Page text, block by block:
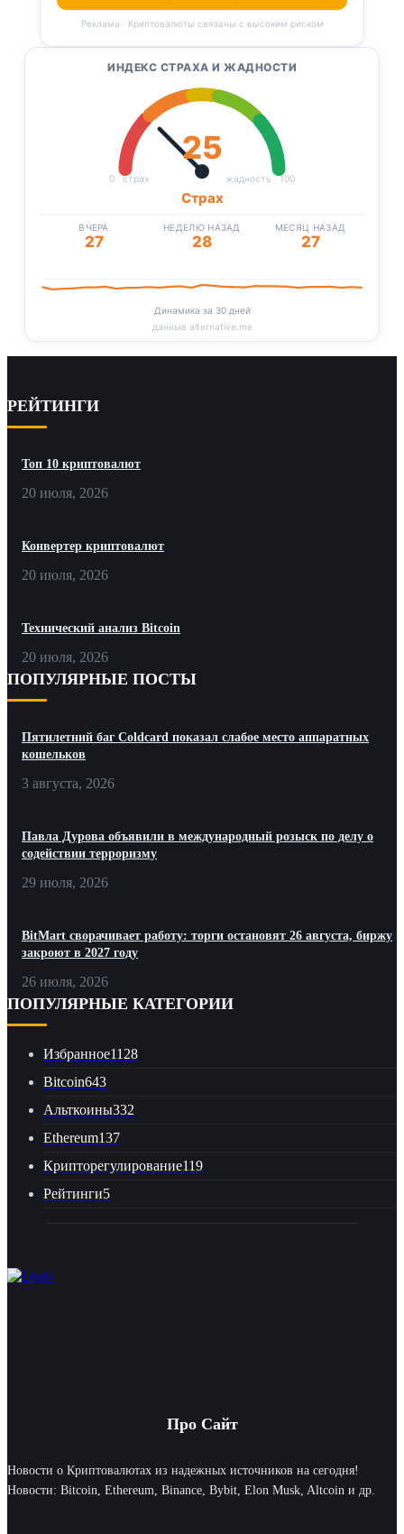
Реклама · Криптовалюты связаны с высоким риском
ИНДЕКС СТРАХА И ЖАДНОСТИ
0 · страх жадность · 100
25
Страх
ВЧЕРА
27
НЕДЕЛЮ НАЗАД
28
МЕСЯЦ НАЗАД
27
Динамика за 30 дней
данные alternative.me
РЕЙТИНГИ
Топ 10 криптовалют
20 июля, 2026
Конвертер криптовалют
20 июля, 2026
Технический анализ Bitcoin
20 июля, 2026
ПОПУЛЯРНЫЕ ПОСТЫ
Пятилетний баг Coldcard показал слабое место аппаратных
кошельков
3 августа, 2026
Павла Дурова объявили в международный розыск по делу о
содействии терроризму
29 июля, 2026
BitMart сворачивает работу: торги остановят 26 августа, биржу
закроют в 2027 году
26 июля, 2026
ПОПУЛЯРНЫЕ КАТЕГОРИИ
Избранное1128
Bitcoin643
Альткоины332
Ethereum137
Крипторегулирование119
Рейтинги5
Про Сайт
Новости о Криптовалютах из надежных источников на сегодня!
Новости: Bitcoin, Ethereum, Binance, Bybit, Elon Musk, Altcoin и др.